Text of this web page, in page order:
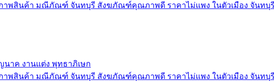
าพสินค้า มณีภัณฑ์ จันทบุรี สังฆภัณฑ์คุณภาพดี ราคาไม่แพง ในตัวเมือง จันทบุรี
าค งานแต่ง พุทธาภิเษก
าพสินค้า มณีภัณฑ์ จันทบุรี สังฆภัณฑ์คุณภาพดี ราคาไม่แพง ในตัวเมือง จันทบุรี